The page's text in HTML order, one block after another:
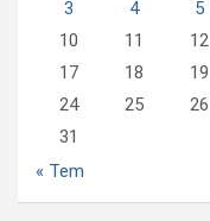
3
4 5
10
11 12
17
18 19
24
25 26
31
« Tem